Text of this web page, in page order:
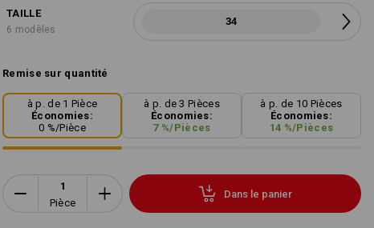
TAILLE
6 modèles
34
Remise sur quantité
à p. de 1 Pièce
Économies:
0 %/Pièce
à p. de 3 Pièces
Économies:
7%/Pièces
à p. de 10 Pièces
Économies:
14 %/Pièces
Pièce
Dans le panier